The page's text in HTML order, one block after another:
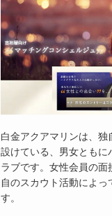
白金アクアマリンは、
設けている、男女ともに
ラブです。女性会員の
自のスカウト活動によ
す。